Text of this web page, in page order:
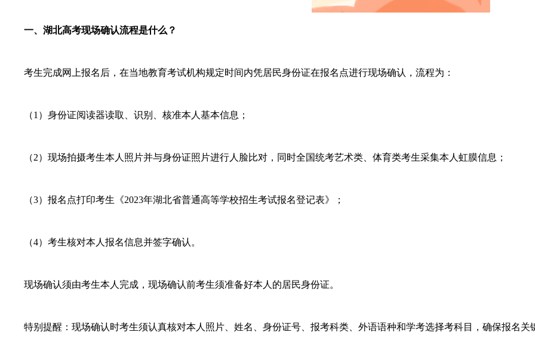
一、湖北高考现场确认流程是什么？
考生完成网上报名后，在当地教育考试机构规定时间内凭居民身份证在报名点进行现场确认，流程为：
（1）身份证阅读器读取、识别、核准本人基本信息；
（2）现场拍摄考生本人照片并与身份证照片进行人脸比对，同时全国统考艺术类、体育类考生采集本人虹膜信息；
（3）报名点打印考生《2023年湖北省普通高等学校招生考试报名登记表》；
（4）考生核对本人报名信息并签字确认。
现场确认须由考生本人完成，现场确认前考生须准备好本人的居民身份证。
特别提醒：现场确认时考生须认真核对本人照片、姓名、身份证号、报考科类、外语语种和学考选择考科目，确保报名关